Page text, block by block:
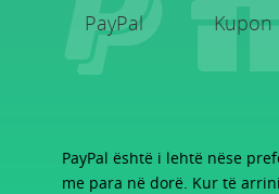
PayPal Kupon
PayPal është i lehtë nëse
me para në dorë. Kur të